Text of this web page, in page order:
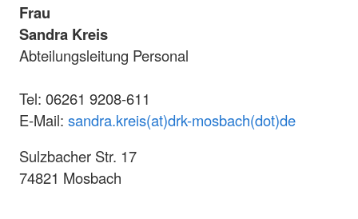
Frau
Sandra Kreis
Abteilungsleitung Personal
Tel: 06261 9208-611
E-Mail: sandra.kreis(at)drk-mosbach(dot)de
Sulzbacher Str. 17
74821 Mosbach